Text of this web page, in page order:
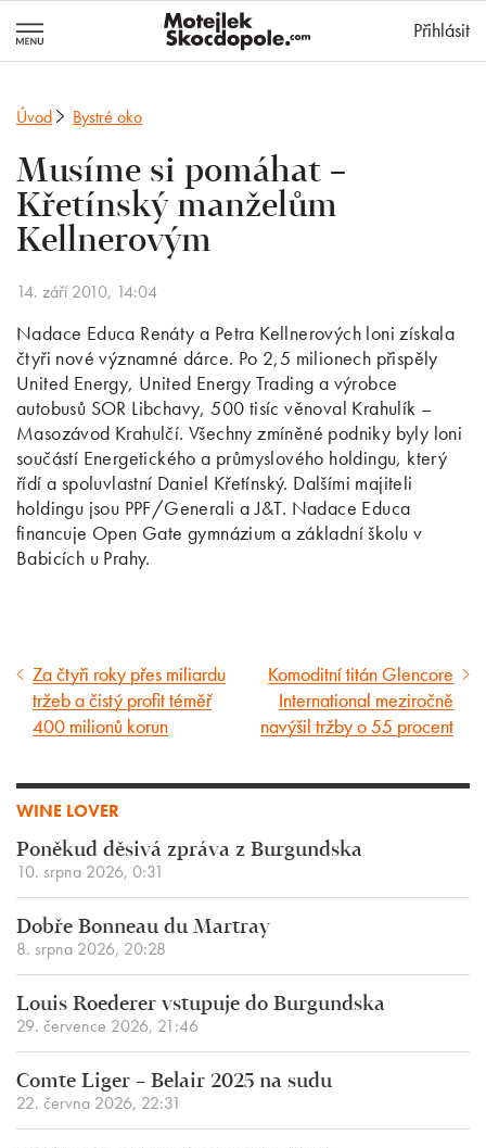
Přihlásit
Úvod Bystré oko
Musíme si pomáhat –
Křetínský manželům
Kellnerovým
14. září 2010, 14:04
Nadace Educa Renáty a Petra Kellnerových loni získala
čtyři nové významné dárce. Po 2,5 milionech přispěly
United Energy, United Energy Trading a výrobce
autobusů SOR Libchavy, 500 tisíc věnoval Krahulík –
Masozávod Krahulčí. Všechny zmíněné podniky byly loni
součástí Energetického a průmyslového holdingu, který
řídí a spoluvlastní Daniel Křetínský. Dalšími majiteli
holdingu jsou PPF/Generali a J&T. Nadace Educa
financuje Open Gate gymnázium a základní školu v
Babicích u Prahy.
Předcházející
článek
Za čtyři roky přes miliardu
tržeb a čistý profit téměř
400 milionů korun
Následující
článek
Komoditní titán Glencore
International meziročně
navýšil tržby o 55 procent
WINE LOVER
Poněkud děsivá zpráva z Burgundska
10. srpna 2026, 0:31
Dobře Bonneau du Martray
8. srpna 2026, 20:28
Louis Roederer vstupuje do Burgundska
29. července 2026, 21:46
Comte Liger – Belair 2025 na sudu
22. června 2026, 22:31